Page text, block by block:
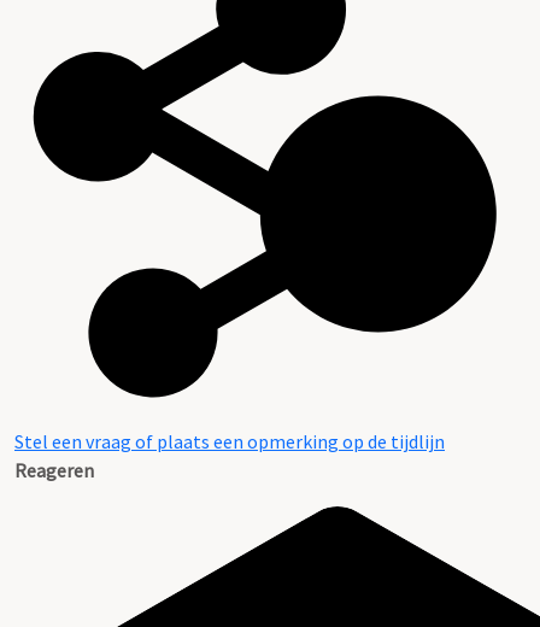
Stel een vraag of plaats een opmerking op de tijdlijn
Reageren